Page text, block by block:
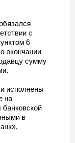
с
6
окончании
сумму
исполнены
на
в